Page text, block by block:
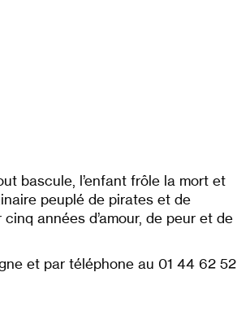
bascule, l’enfant frôle la mort et
peuplé de pirates et de
années d’amour, de peur et de
et par téléphone au 01 44 62 52